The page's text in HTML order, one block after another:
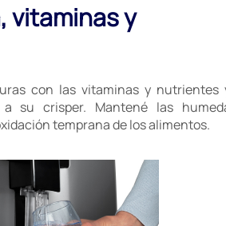
vitaminas y
con las vitaminas y nutrientes
su crisper. Mantené las
temprana de los alimentos.